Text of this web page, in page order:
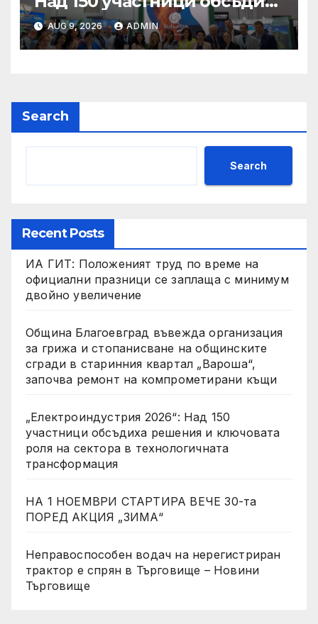
решения и ключовата роля
на сектора в
технологичната
AUG 9, 2026 ADMIN
Search
Search
Recent Posts
ИА ГИТ: Положеният труд по време на
официални празници се заплаща с минимум
двойно увеличение
Община Благоевград въвежда организация
за грижа и стопанисване на общинските
сгради в старинния квартал „Вароша“,
започва ремонт на компрометирани къщи
„Електроиндустрия 2026“: Над 150
участници обсъдиха решения и ключовата
роля на сектора в технологичната
трансформация
НА 1 НОЕМВРИ СТАРТИРА ВЕЧЕ 30-та
ПОРЕД АКЦИЯ „ЗИМА“
Неправоспособен водач на нерегистриран
трактор е спрян в Търговище – Новини
Търговище